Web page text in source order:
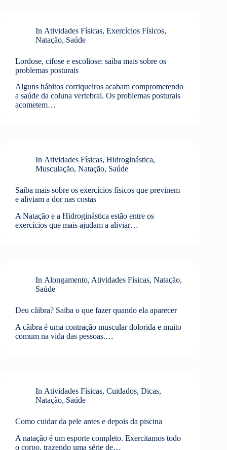
In Atividades Físicas,Exercícios Físicos,
Natação, Saúde
Lordose, cifose e escoliose: saiba mais sobre os
problemas posturais
Alguns hábitos corriqueiros acabam comprometendo
a saúde da coluna vertebral. Os problemas posturais
acometem…
In Atividades Físicas,Hidroginástica,
Musculação, Natação, Saúde
Saiba mais sobre os exercícios físicos que previnem
e aliviam a dor nas costas
A Natação e a Hidroginástica estão entre os
exercícios que mais ajudam a aliviar…
In Alongamento, Atividades Físicas,Natação,
Saúde
Deu cãibra? Saiba o que fazer quando ela aparecer
A cãibra é uma contração muscular dolorida e muito
comum na vida das pessoas.…
In Atividades Físicas,Cuidados,Dicas,
Natação, Saúde
Como cuidar da pele antes e depois da piscina
A natação é um esporte completo. Exercitamos todo
o corpo, trazendo uma série de…